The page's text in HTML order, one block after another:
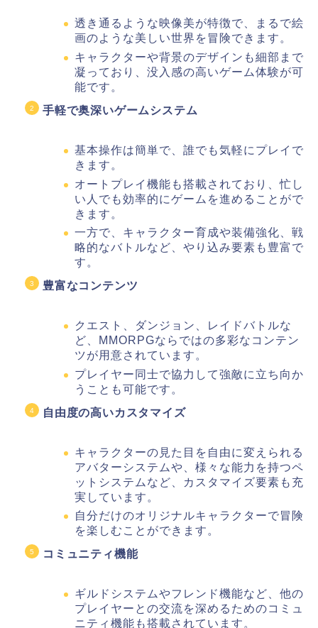
透き通るような映像美が特徴で、まるで絵
画のような美しい世界を冒険できます。
キャラクターや背景のデザインも細部まで
凝っており、没入感の高いゲーム体験が可
能です。
手軽で奥深いゲームシステム
基本操作は簡単で、誰でも気軽にプレイで
きます。
オートプレイ機能も搭載されており、忙し
い人でも効率的にゲームを進めることがで
きます。
一方で、キャラクター育成や装備強化、戦
略的なバトルなど、やり込み要素も豊富で
す。
豊富なコンテンツ
クエスト、ダンジョン、レイドバトルな
ど、MMORPGならではの多彩なコンテン
ツが用意されています。
プレイヤー同士で協力して強敵に立ち向か
うことも可能です。
自由度の高いカスタマイズ
キャラクターの見た目を自由に変えられる
アバターシステムや、様々な能力を持つペ
ットシステムなど、カスタマイズ要素も充
実しています。
自分だけのオリジナルキャラクターで冒険
を楽しむことができます。
コミュニティ機能
ギルドシステムやフレンド機能など、他の
プレイヤーとの交流を深めるためのコミュ
ニティ機能も搭載されています。